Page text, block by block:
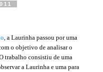
, a Laurinha passou por uma
o objetivo de analisar o
trabalho consistiu de uma
a Laurinha e uma para